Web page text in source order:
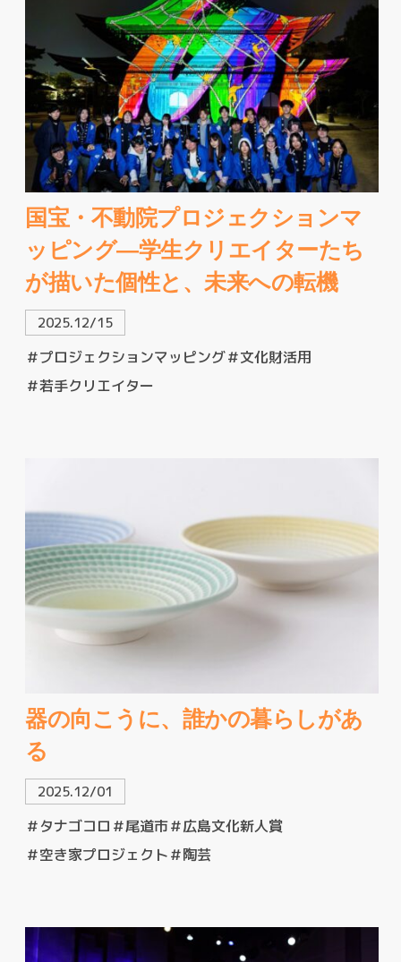
国宝・不動院プロジェクションマ
ッピング—学生クリエイターたち
が描いた個性と、未来への転機
2025.12/15
＃プロジェクションマッピング＃文化財活用
＃若手クリエイター
器の向こうに、誰かの暮らしがあ
る
2025.12/01
＃タナゴコロ ＃尾道市＃広島文化新人賞
＃空き家プロジェクト＃陶芸